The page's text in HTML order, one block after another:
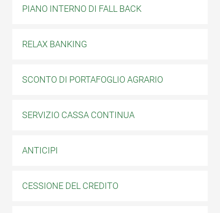
PIANO INTERNO DI FALL BACK
RELAX BANKING
SCONTO DI PORTAFOGLIO AGRARIO
SERVIZIO CASSA CONTINUA
ANTICIPI
CESSIONE DEL CREDITO